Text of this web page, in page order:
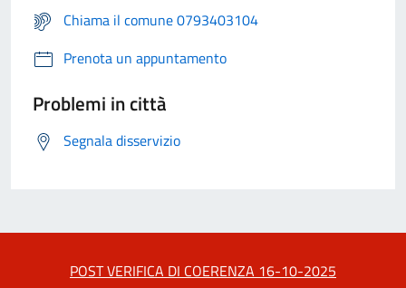
Chiama il comune 0793403104
Prenota un appuntamento
Problemi in città
Segnala disservizio
POST VERIFICA DI COERENZA 16-10-2025